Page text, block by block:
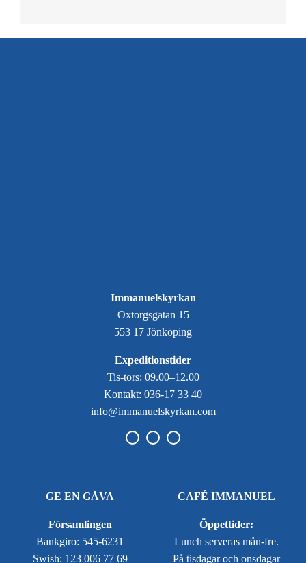
Immanuelskyrkan
Oxtorgsgatan 15
553 17 Jönköping
Expeditionstider
Tis-tors: 09.00–12.00
Kontakt: 036-17 33 40
info@immanuelskyrkan.com
GE EN GÅVA
Församlingen
Bankgiro: 545-6231
Swish: 123 006 77 69
CAFÉ IMMANUEL
Öppettider:
Lunch serveras mån-fre.
På tisdagar och onsdagar